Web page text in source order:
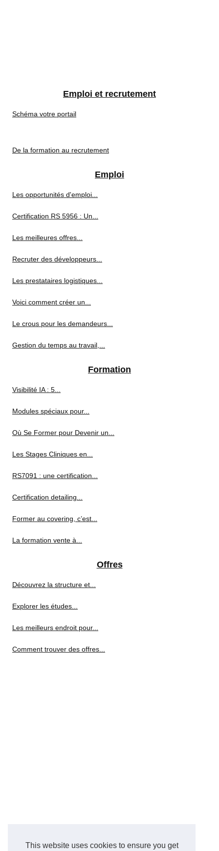
This website uses cookies to ensure you get
Emploi et recrutement
Schéma votre portail
De la formation au recrutement
Emploi
Les opportunités d'emploi...
Certification RS 5956 : Un...
Les meilleures offres...
Recruter des développeurs...
Les prestataires logistiques...
Voici comment créer un...
Le crous pour les demandeurs...
Gestion du temps au travail,...
Formation
Visibilité IA : 5...
Modules spéciaux pour...
Où Se Former pour Devenir un...
Les Stages Cliniques en...
RS7091 : une certification...
Certification detailing...
Former au covering, c’est...
La formation vente à...
Offres
Découvrez la structure et...
Explorer les études...
Les meilleurs endroit pour...
Comment trouver des offres...